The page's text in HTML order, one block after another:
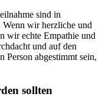
sind in
Wenn wir herzliche und
wir echte Empathie und
und auf den
Person abgestimmt sein,
sollten